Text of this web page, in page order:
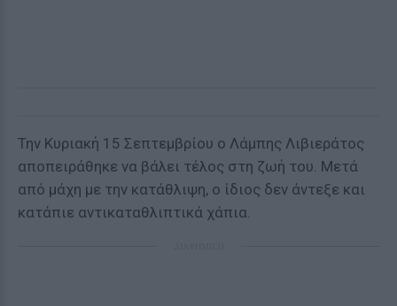
Την Κυριακή 15 Σεπτεμβρίου ο Λάμπης Λιβιεράτος
αποπειράθηκε να βάλει τέλος στη ζωή του. Μετά
από μάχη με την κατάθλιψη, ο ίδιος δεν άντεξε και
κατάπιε αντικαταθλιπτικά χάπια.